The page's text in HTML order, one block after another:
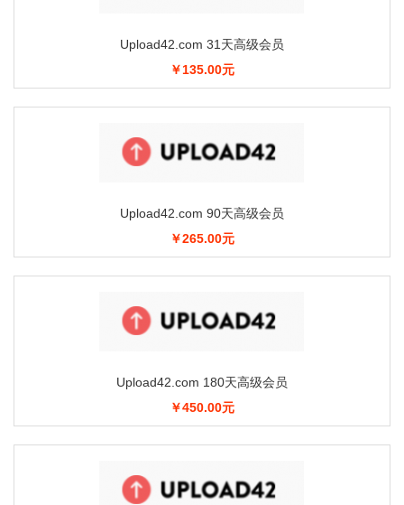
Upload42.com 31天高级会员
￥135.00元
Upload42.com 90天高级会员
￥265.00元
Upload42.com 180天高级会员
￥450.00元